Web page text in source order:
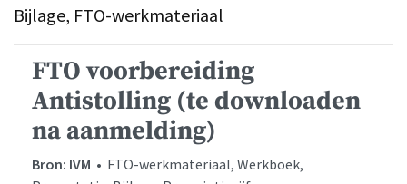
Bijlage, FTO-werkmateriaal
FTO voorbereiding
Antistolling (te downloaden
na aanmelding)
Bron: IVM • FTO-werkmateriaal, Werkboek,